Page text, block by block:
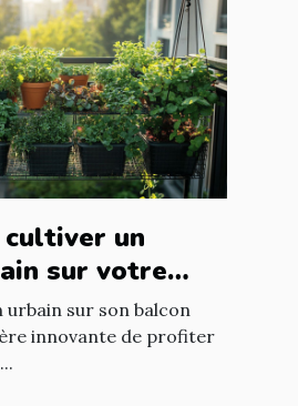
cultiver un
sur votre
sur son balcon
innovante de profiter